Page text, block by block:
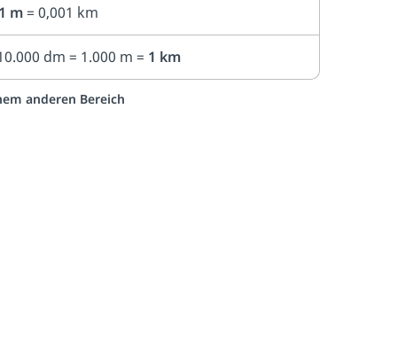
m= 0,001 km
dm = 1.000 m = 1 km
anderen Bereich